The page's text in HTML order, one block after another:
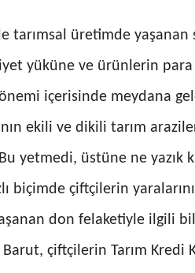
tarımsal üretimde
yüküne ve ürünlerin
içerisinde meydana
ekili ve dikili tarım
yetmedi, üstüne ne yazık
biçimde çiftçilerin
don felaketiyle ilgili
çiftçilerin Tarım Kredi